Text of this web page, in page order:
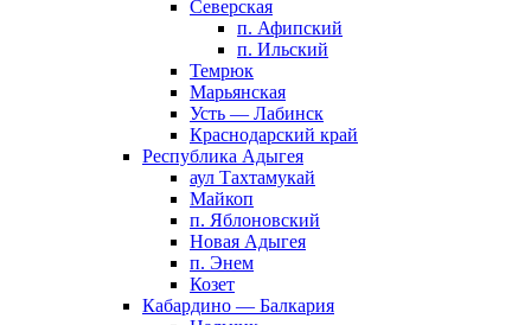
Северская
п. Афипский
п. Ильский
Темрюк
Марьянская
Усть — Лабинск
Краснодарский край
Республика Адыгея
аул Тахтамукай
Майкоп
п. Яблоновский
Новая Адыгея
п. Энем
Козет
Кабардино — Балкария